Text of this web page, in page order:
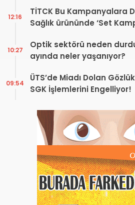
TİTCK Bu Kampanyalara
Sağlık ürününde ‘Set
12:16
Optik sektörü neden
ayında neler yaşanıyor?
10:27
ÜTS’de Miadı Dolan
SGK İşlemlerini Engelliyor!
09:54